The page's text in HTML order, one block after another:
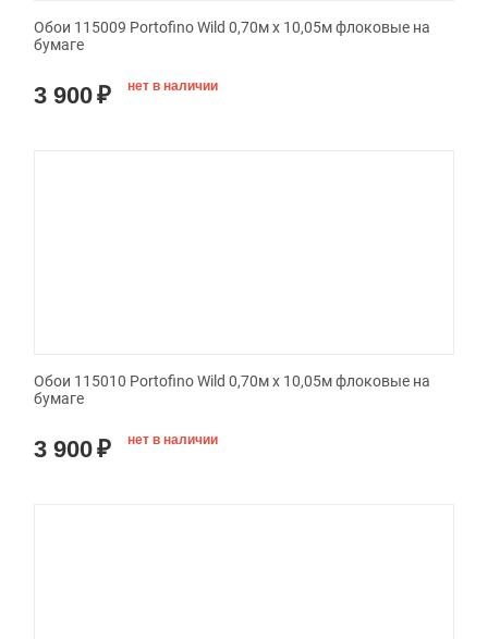
Обои 115009 Portofino Wild 0,70м x 10,05м флоковые на
бумаге
3 900₽ нет в наличии
Обои 115010 Portofino Wild 0,70м x 10,05м флоковые на
бумаге
3 900₽ нет в наличии